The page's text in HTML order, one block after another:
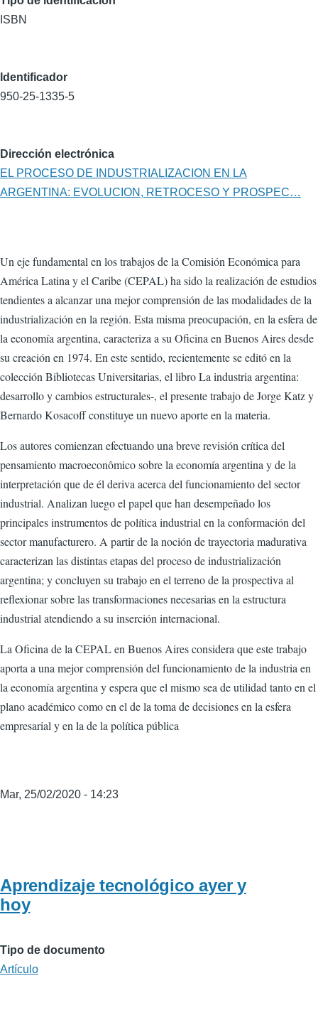
ISBN
Identificador
950-25-1335-5
Dirección electrónica
EL PROCESO DE INDUSTRIALIZACION EN LA
ARGENTINA: EVOLUCION, RETROCESO Y PROSPEC…
Un eje fundamental en los trabajos de la Comisión Económica para
América Latina y el Caribe (CEPAL) ha sido la realización de estudios
tendientes a alcanzar una mejor comprensión de las modalidades de la
industrialización en la región. Esta misma preocupación, en la esfera de
la economía argentina, caracteriza a su Oficina en Buenos Aires desde
su creación en 1974. En este sentido, recientemente se editó en la
colección Bibliotecas Universitarias, el libro La industria argentina:
desarrollo y cambios estructurales-, el presente trabajo de Jorge Katz y
Bernardo Kosacoff constituye un nuevo aporte en la materia.
Los autores comienzan efectuando una breve revisión crítica del
pensamiento macroeconômico sobre la economía argentina y de la
interpretación que de él deriva acerca del funcionamiento del sector
industrial. Analizan luego el papel que han desempeñado los
principales instrumentos de política industrial en la conformación del
sector manufacturero. A partir de la noción de trayectoria madurativa
caracterizan las distintas etapas del proceso de industrialización
argentina; y concluyen su trabajo en el terreno de la prospectiva al
reflexionar sobre las transformaciones necesarias en la estructura
industrial atendiendo a su inserción internacional.
La Oficina de la CEPAL en Buenos Aires considera que este trabajo
aporta a una mejor comprensión del funcionamiento de la industria en
la economía argentina y espera que el mismo sea de utilidad tanto en el
plano académico como en el de la toma de decisiones en la esfera
empresarial y en la de la política pública
Mar, 25/02/2020 - 14:23
Aprendizaje tecnológico ayer y
hoy
Tipo de documento
Artículo